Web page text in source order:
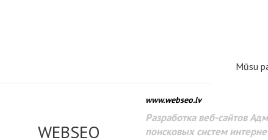
Mūsu
WEBSEO
www.webseo.lv
Разработка веб-сайтов
поисковых систем